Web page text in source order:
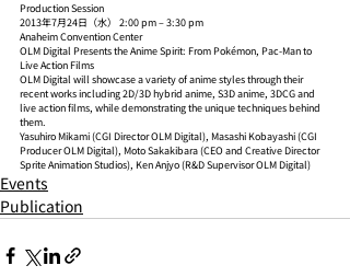
Production Session
2013年7月24日（水） 2:00 pm – 3:30 pm
Anaheim Convention Center
OLM Digital Presents the Anime Spirit: From Pokémon, Pac-Man to
Live Action Films
OLM Digital will showcase a variety of anime styles through their
recent works including 2D/3D hybrid anime, S3D anime, 3DCG and
live action films, while demonstrating the unique techniques behind
them.
Yasuhiro Mikami (CGI Director OLM Digital), Masashi Kobayashi (CGI
Producer OLM Digital), Moto Sakakibara (CEO and Creative Director
Sprite Animation Studios), Ken Anjyo (R&D Supervisor OLM Digital)
Events
Publication